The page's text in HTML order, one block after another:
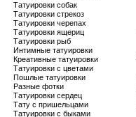
Татуировки собак
Татуировки стрекоз
Татуировки черепах
Татуировки ящериц
Татуировки рыб
Интимные татуировки
Креативные татуировки
Татуировки с цветами
Пошлые татуировки
Разные фотки
Татуировки сердец
Тату с пришельцами
Татуировки с быками